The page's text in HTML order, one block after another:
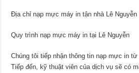
Địa chỉ nạp mực máy in tận nhà Lê Nguyễn
Quy trình nạp mực máy in tại Lê Nguyễn
Chúng tôi tiếp nhận thông tin nạp mực in
Tiếp đến, kỹ thuật viên của dịch vụ sẽ có